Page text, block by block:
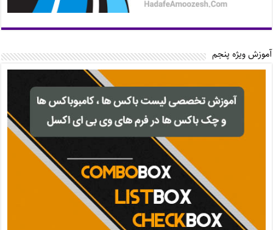
آموزش ویژه پنجم